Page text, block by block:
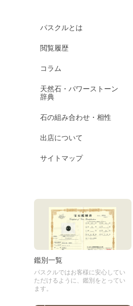
パスクルとは
閲覧履歴
コラム
天然石・パワーストーン
辞典
石の組み合わせ・相性
出店について
サイトマップ
鑑別一覧
パスクルではお客様に安心してい
ただけるように、鑑別をとってい
ます。